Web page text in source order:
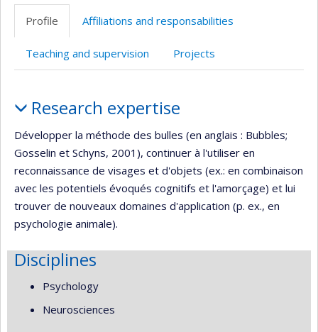
Profile Affiliations and responsabilities
Teaching and supervision Projects
Research expertise
Développer la méthode des bulles (en anglais : Bubbles;
Gosselin et Schyns, 2001), continuer à l'utiliser en
reconnaissance de visages et d'objets (ex.: en combinaison
avec les potentiels évoqués cognitifs et l'amorçage) et lui
trouver de nouveaux domaines d'application (p. ex., en
psychologie animale).
Disciplines
Psychology
Neurosciences